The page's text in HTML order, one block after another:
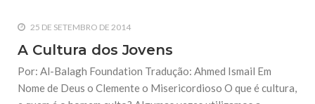
25 DE SETEMBRO DE 2014
A Cultura dos Jovens
Por: Al-Balagh Foundation Tradução: Ahmed Ismail Em
Nome de Deus o Clemente o Misericordioso O que é cultura,